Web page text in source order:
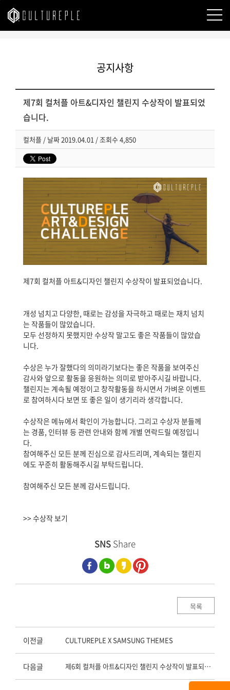
본문바로가기
공지사항
제7회 컬처플 아트&디자인 챌린지 수상작이 발표되었
습니다.
컬처플 / 날짜2019.04.01 /조회수4,850
제7회 컬처플 아트&디자인 챌린지 수상작이 발표되었습니다.
개성 넘치고 다양한, 때로는 감성을 자극하고 때로는 재치 넘치
는 작품들이 많았습니다.
모두 선정하지 못했지만 수상작 말고도 좋은 작품들이 많았습
니다.
수상은 누가 잘했다의 의미라기보다는 좋은 작품을 보여주신
감사와 앞으로 활동을 응원하는 의미로 받아주시길 바랍니다.
챌린지는 계속될 예정이고 창작활동을 하시면서 가벼운 이벤트
로 참여하시다 보면 또 좋은 일이 생기리라 생각합니다.
수상작은 메뉴에서 확인이 가능합니다. 그리고 수상자 분들께
는 경품, 인터뷰 등 관련 안내와 함께 개별 연락드릴 예정입니
다.
참여해주신 모든 분께 진심으로 감사드리며, 계속되는 챌린지
에도 꾸준히 활동해주시길 부탁드립니다.
참여해주신 모든 분께 감사드립니다.
>> 수상작 보기
SNS Share
목록
이전글 CULTUREPLE X SAMSUNG THEMES
다음글 제6회 컬처플 아트&디자인 챌린지 수상작이 발표되었습니다.